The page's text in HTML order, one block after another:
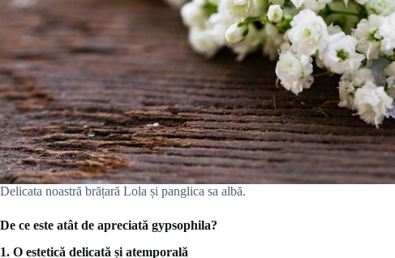
Delicata noastră brățară Lola și panglica sa albă.
De ce este atât de apreciată gypsophila?
1. O estetică delicată și atemporală